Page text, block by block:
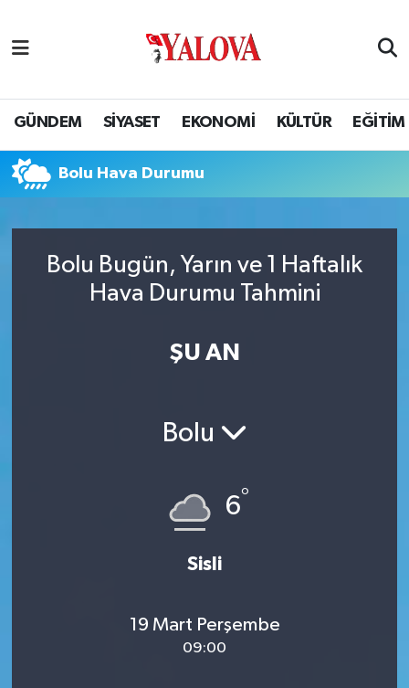
GÜNDEM SİYASET EKONOMİ KÜLTÜR EĞİTİM
Bolu Hava Durumu
Bolu Bugün, Yarın ve 1 Haftalık
Hava Durumu Tahmini
ŞU AN
Bolu
6°
Sisli
19 Mart Perşembe
09:00
SİYASET
EĞİTİM
BİLİM VE TEKNOLOJİ
Yalova Nöbetçi Eczaneler
Yalova Hava Durumu
Puan Durumu ve Fikstür
Tüm Manşetler
Son Dakika Haberleri